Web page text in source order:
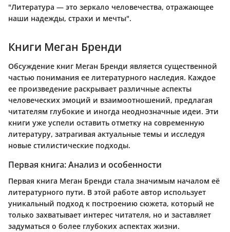
"Литература — это зеркало человечества, отражающее
наши надежды, страхи и мечты".
Книги Меган Бренди
Обсуждение книг Меган Бренди является существенной
частью понимания ее литературного наследия. Каждое
ее произведение раскрывает различные аспекты
человеческих эмоций и взаимоотношений, предлагая
читателям глубокие и иногда неоднозначные идеи. Эти
книги уже успели оставить отметку на современную
литературу, затрагивая актуальные темы и исследуя
новые стилистические подходы.
Первая книга: Анализ и особенности
Первая книга Меган Бренди стала значимым началом её
литературного пути. В этой работе автор использует
уникальный подход к построению сюжета, который не
только захватывает интерес читателя, но и заставляет
задуматься о более глубоких аспектах жизни.